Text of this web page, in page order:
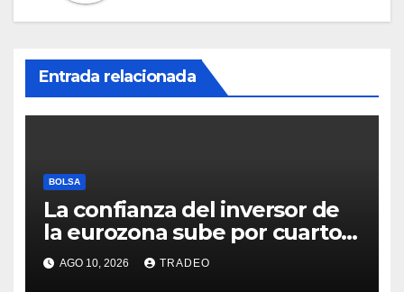
Entrada relacionada
BOLSA
La confianza del inversor de
la eurozona sube por cuarto
mes y se vuelve positiva en
agosto
AGO 10, 2026 TRADEO